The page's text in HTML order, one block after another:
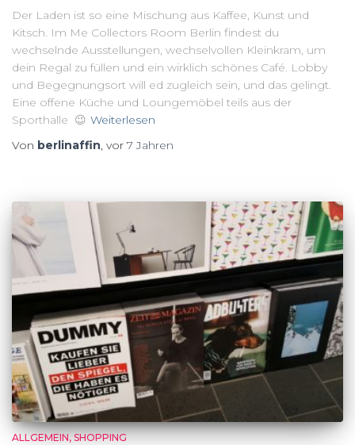
Der Laden ist so eine Mischung aus Kaffee, Kunst und
Kitsch. Im Me Collectors Room Berlin findest du
wechselnde Ausstellungen, wechselvollen Kleinkram, um
dein Regal zu füllen und ein wirklich schönes Café. Lobby
und Begegnungsort will ed zugleich sein, und das gelingt.
Eine offene Küche und Loungemöbel teils aus der
Sporthalle 😉 Weiterlesen
Von berlinaffin, vor 7 Jahren
ALLGEMEIN SHOPPING